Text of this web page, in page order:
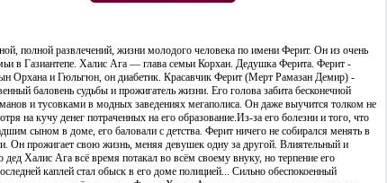
полной развлечений, жизни молодого человека по имени Ферит. Он из очень
в Газиантепе. Халис Ага — глава семьи Корхан. Дедушка Ферита. Ферит -
Орхана и Гюльгюн, он диабетик. Красавчик Ферит (Мерт Рамазан Демир) -
баловень судьбы и прожигатель жизни. Его голова забита бесконечной
и тусовками в модных заведениях мегаполиса. Он даже выучится толком не
на кучу денег потраченных на его образование.Из-за его болезни и того, что
сыном в доме, его баловали с детства. Ферит ничего не собирался менять в
Он прожигает свою жизнь, меняя девушек одну за другой. Влиятельный и
дед Халис Ага всё время потакал во всём своему внуку, но терпение его
каплей стал обыск в его доме полицией... Сильно обеспокоенный